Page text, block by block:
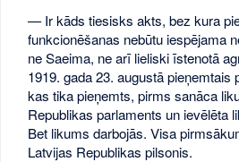
— Ir kāds tiesisks akts, bez kura
funkcionēšanas nebūtu iespējama
ne Saeima, ne arī lieliski īstenotā
1919. gada 23. augustā pieņemtais
kas tika pieņemts, pirms sanāca
Republikas parlaments un ievēlēta
Bet likums darbojās. Visa
Latvijas Republikas pilsonis.